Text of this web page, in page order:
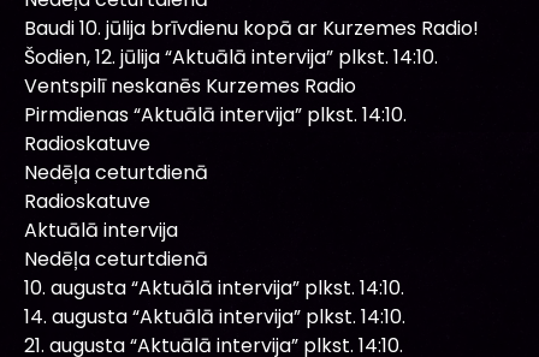
Baudi 10. jūlija brīvdienu kopā ar Kurzemes Radio!
Šodien, 12. jūlija “Aktuālā intervija” plkst. 14:10.
Ventspilī neskanēs Kurzemes Radio
Pirmdienas “Aktuālā intervija” plkst. 14:10.
Radioskatuve
Nedēļa ceturtdienā
Radioskatuve
Aktuālā intervija
Nedēļa ceturtdienā
10. augusta “Aktuālā intervija” plkst. 14:10.
14. augusta “Aktuālā intervija” plkst. 14:10.
21. augusta “Aktuālā intervija” plkst. 14:10.